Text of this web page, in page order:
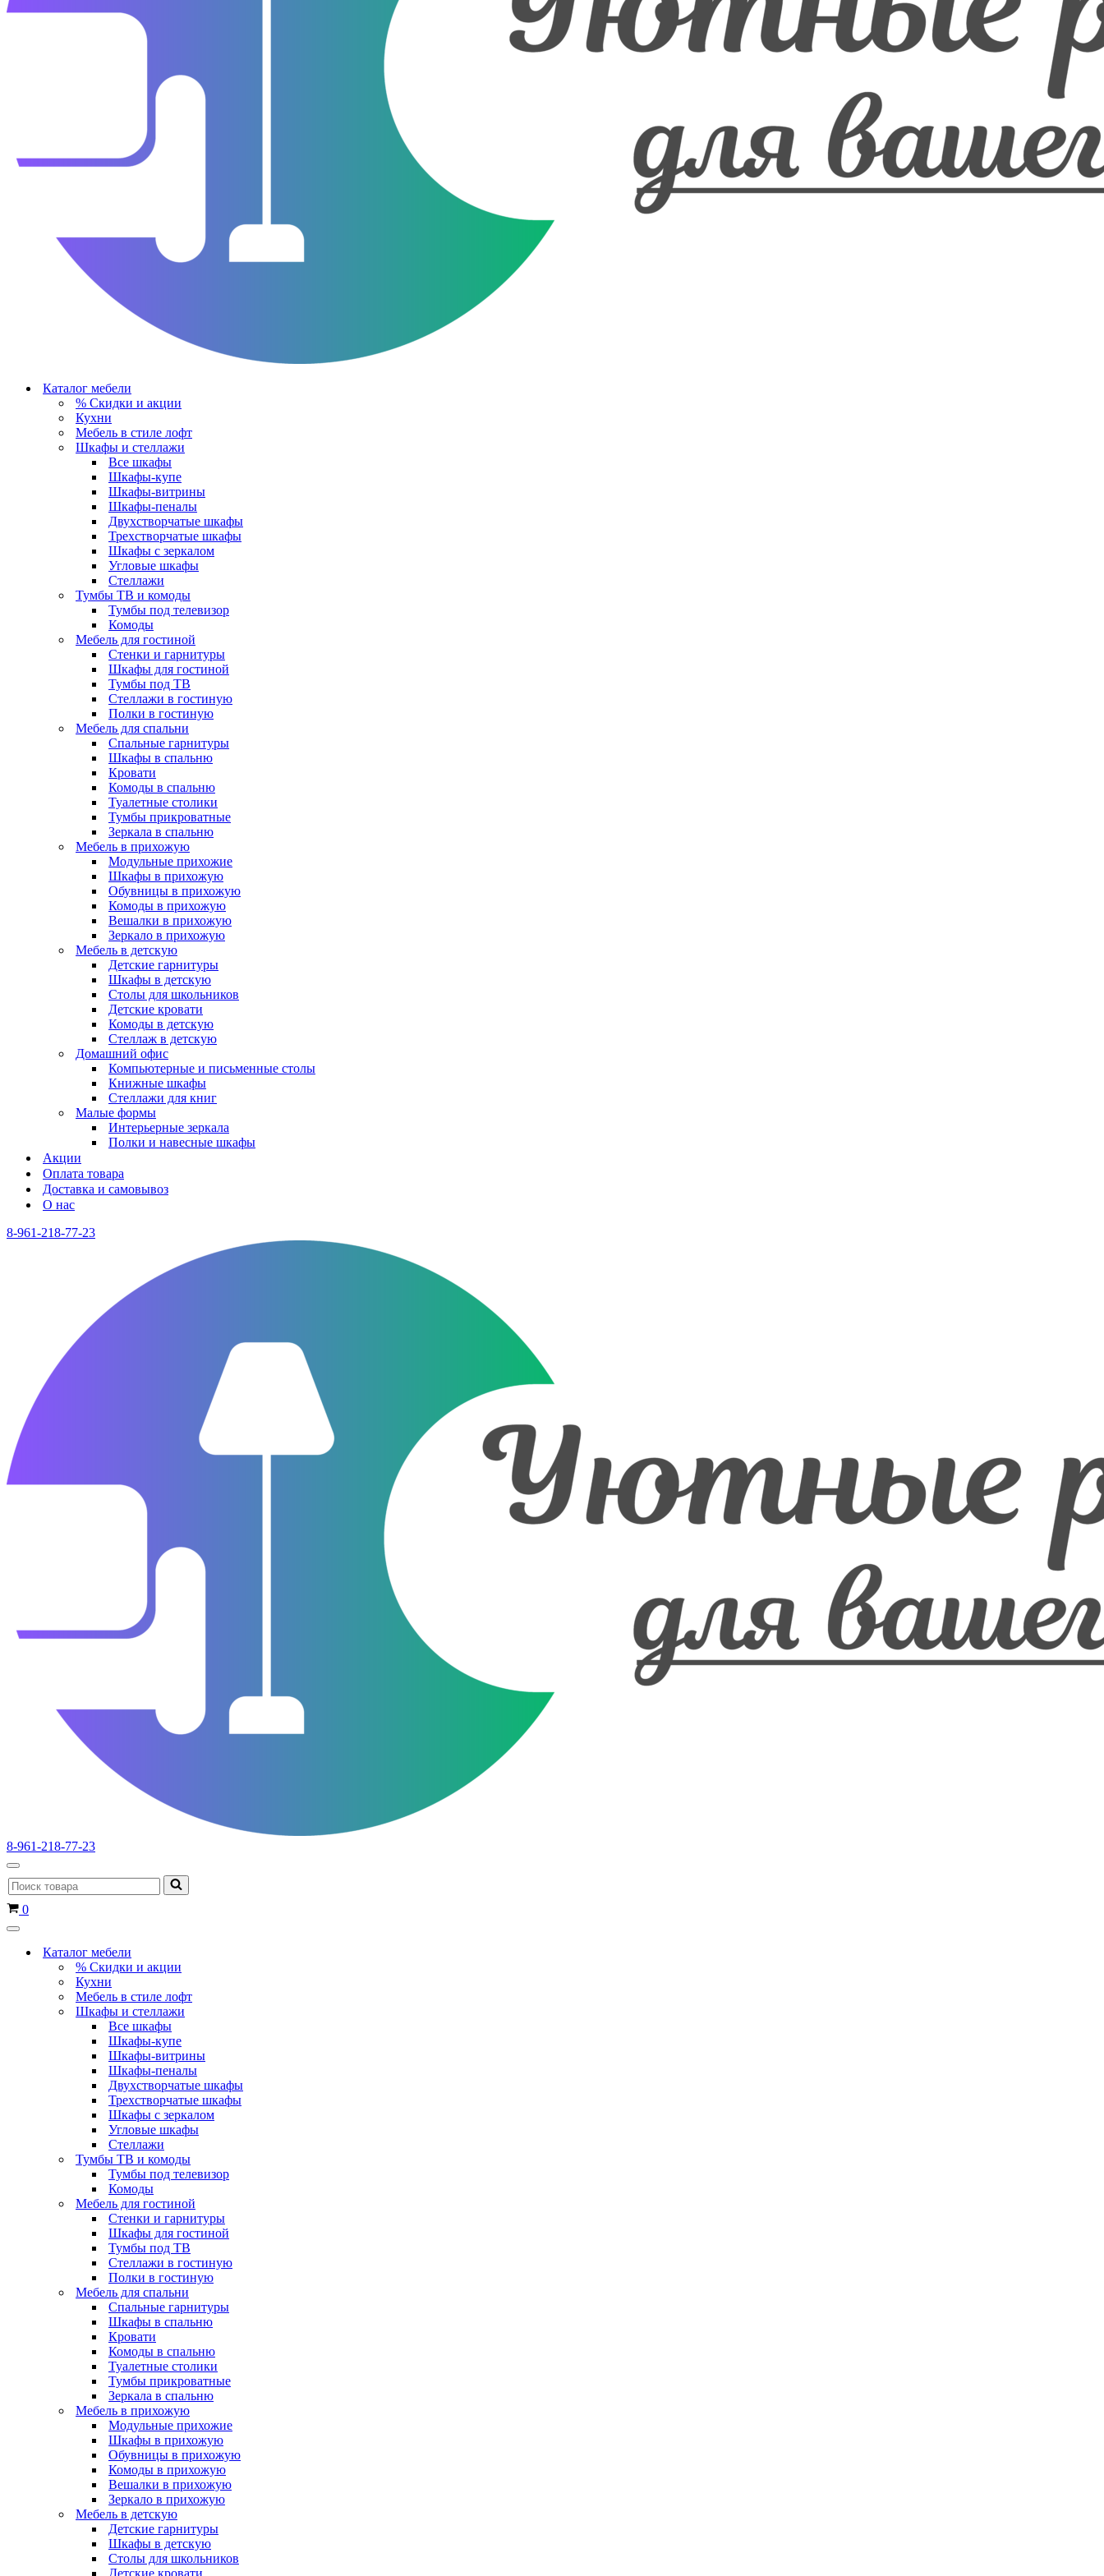
Каталог мебели
% Скидки и акции
Кухни
Мебель в стиле лофт
Шкафы и стеллажи
Все шкафы
Шкафы-купе
Шкафы-витрины
Шкафы-пеналы
Двухстворчатые шкафы
Трехстворчатые шкафы
Шкафы с зеркалом
Угловые шкафы
Стеллажи
Тумбы ТВ и комоды
Тумбы под телевизор
Комоды
Мебель для гостиной
Стенки и гарнитуры
Шкафы для гостиной
Тумбы под ТВ
Стеллажи в гостиную
Полки в гостиную
Мебель для спальни
Спальные гарнитуры
Шкафы в спальню
Кровати
Комоды в спальню
Туалетные столики
Тумбы прикроватные
Зеркала в спальню
Мебель в прихожую
Модульные прихожие
Шкафы в прихожую
Обувницы в прихожую
Комоды в прихожую
Вешалки в прихожую
Зеркало в прихожую
Мебель в детскую
Детские гарнитуры
Шкафы в детскую
Столы для школьников
Детские кровати
Комоды в детскую
Стеллаж в детскую
Домашний офис
Компьютерные и письменные столы
Книжные шкафы
Стеллажи для книг
Малые формы
Интерьерные зеркала
Полки и навесные шкафы
Акции
Оплата товара
Доставка и самовывоз
О нас
8-961-218-77-23
8-961-218-77-23
Меню
навигации
Искать...
Корзина
0
Меню
навигацииКаталог мебели
% Скидки и акции
Кухни
Мебель в стиле лофт
Шкафы и стеллажи
Все шкафы
Шкафы-купе
Шкафы-витрины
Шкафы-пеналы
Двухстворчатые шкафы
Трехстворчатые шкафы
Шкафы с зеркалом
Угловые шкафы
Стеллажи
Тумбы ТВ и комоды
Тумбы под телевизор
Комоды
Мебель для гостиной
Стенки и гарнитуры
Шкафы для гостиной
Тумбы под ТВ
Стеллажи в гостиную
Полки в гостиную
Мебель для спальни
Спальные гарнитуры
Шкафы в спальню
Кровати
Комоды в спальню
Туалетные столики
Тумбы прикроватные
Зеркала в спальню
Мебель в прихожую
Модульные прихожие
Шкафы в прихожую
Обувницы в прихожую
Комоды в прихожую
Вешалки в прихожую
Зеркало в прихожую
Мебель в детскую
Детские гарнитуры
Шкафы в детскую
Столы для школьников
Детские кровати